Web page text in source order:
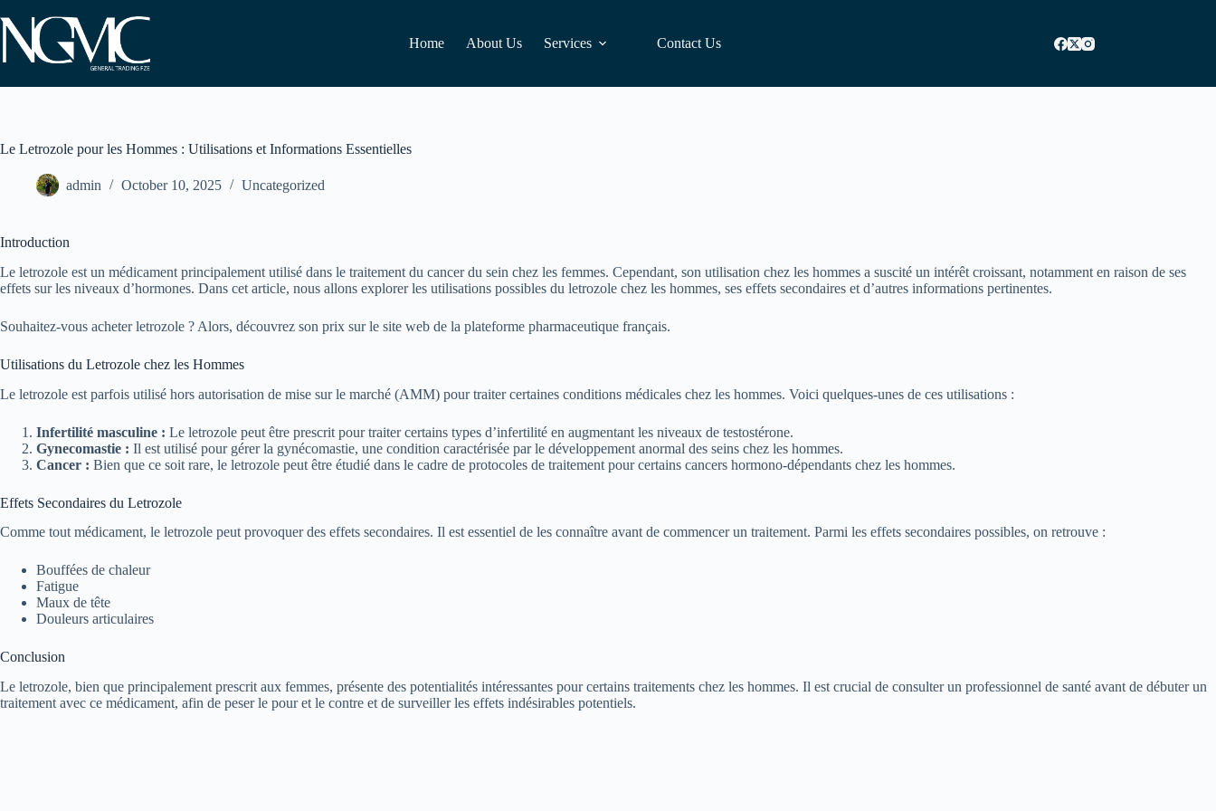
to
content
Home About Us Services Contact Us
Le Letrozole pour les Hommes : Utilisations et Informations Essentielles
admin October 10, 2025 Uncategorized
Introduction
Le letrozole est un médicament principalement utilisé dans le traitement du cancer du sein chez les femmes. Cependant, son utilisation chez les hommes a suscité un intérêt croissant, notamment en raison de ses
effets sur les niveaux d’hormones. Dans cet article, nous allons explorer les utilisations possibles du letrozole chez les hommes, ses effets secondaires et d’autres informations pertinentes.
Souhaitez-vous acheter letrozole ? Alors, découvrez son prix sur le site web de la plateforme pharmaceutique français.
Utilisations du Letrozole chez les Hommes
Le letrozole est parfois utilisé hors autorisation de mise sur le marché (AMM) pour traiter certaines conditions médicales chez les hommes. Voici quelques-unes de ces utilisations :
Infertilité masculine : Le letrozole peut être prescrit pour traiter certains types d’infertilité en augmentant les niveaux de testostérone.
Gynecomastie : Il est utilisé pour gérer la gynécomastie, une condition caractérisée par le développement anormal des seins chez les hommes.
Cancer : Bien que ce soit rare, le letrozole peut être étudié dans le cadre de protocoles de traitement pour certains cancers hormono-dépendants chez les hommes.
Effets Secondaires du Letrozole
Comme tout médicament, le letrozole peut provoquer des effets secondaires. Il est essentiel de les connaître avant de commencer un traitement. Parmi les effets secondaires possibles, on retrouve :
Bouffées de chaleur
Fatigue
Maux de tête
Douleurs articulaires
Conclusion
Le letrozole, bien que principalement prescrit aux femmes, présente des potentialités intéressantes pour certains traitements chez les hommes. Il est crucial de consulter un professionnel de santé avant de débuter un
traitement avec ce médicament, afin de peser le pour et le contre et de surveiller les effets indésirables potentiels.